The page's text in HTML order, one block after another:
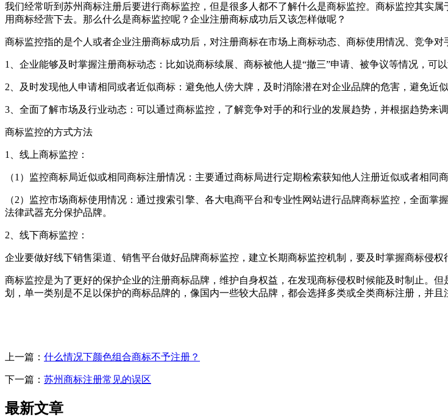
我们经常听到苏州商标注册后要进行商标监控，但是很多人都不了解什么是商标监控。商标监控其实
用商标经营下去。那么什么是商标监控呢？企业注册商标成功后又该怎样做呢？
商标监控指的是个人或者企业注册商标成功后，对注册商标在市场上商标动态、商标使用情况、竞争对
1、企业能够及时掌握注册商标动态：比如说商标续展、商标被他人提“撤三”申请、被争议等情况，可
2、及时发现他人申请相同或者近似商标：避免他人傍大牌，及时消除潜在对企业品牌的危害，避免近
3、全面了解市场及行业动态：可以通过商标监控，了解竞争对手的和行业的发展趋势，并根据趋势来调
商标监控的方式方法
1、线上商标监控：
（1）监控商标局近似或相同商标注册情况：主要通过商标局进行定期检索获知他人注册近似或者相
（2）监控市场商标使用情况：通过搜索引擎、各大电商平台和专业性网站进行品牌商标监控，全面
法律武器充分保护品牌。
2、线下商标监控：
企业要做好线下销售渠道、销售平台做好品牌商标监控，建立长期商标监控机制，要及时掌握商标侵
商标监控是为了更好的保护企业的注册商标品牌，维护自身权益，在发现商标侵权时候能及时制止。
划，单一类别是不足以保护的商标品牌的，像国内一些较大品牌，都会选择多类或全类商标注册，并且
上一篇： 什么情况下颜色组合商标不予注册？
下一篇： 苏州商标注册常见的误区
最新文章